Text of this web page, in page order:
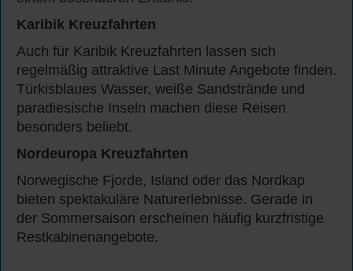
Karibik Kreuzfahrten
Auch für Karibik Kreuzfahrten lassen sich
regelmäßig attraktive Last Minute Angebote finden.
Türkisblaues Wasser, weiße Sandstrände und
paradiesische Inseln machen diese Reisen
besonders beliebt.
Nordeuropa Kreuzfahrten
Norwegische Fjorde, Island oder das Nordkap
bieten spektakuläre Naturerlebnisse. Gerade in
der Sommersaison erscheinen häufig kurzfristige
Restkabinenangebote.